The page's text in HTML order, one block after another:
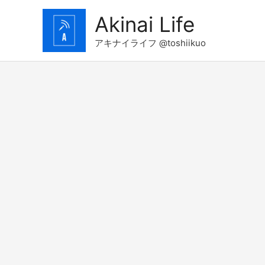
Akinai Life
アキナイライフ @toshiikuo